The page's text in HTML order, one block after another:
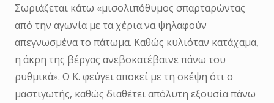
Σωριάζεται κάτω «μισολιπόθυμος σπαρταρώντας
από την αγωνία με τα χέρια να ψηλαφούν
απεγνωσμένα το πάτωμα. Καθώς κυλιόταν κατάχαμα,
η άκρη της βέργας ανεβοκατέβαινε πάνω του
ρυθμικά». Ο Κ. φεύγει αποκεί με τη σκέψη ότι ο
μαστιγωτής, καθώς διαθέτει απόλυτη εξουσία πάνω